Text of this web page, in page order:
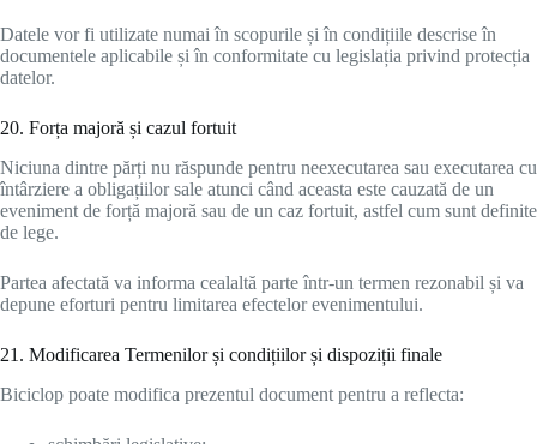
Datele vor fi utilizate numai în scopurile și în condițiile descrise în
documentele aplicabile și în conformitate cu legislația privind protecția
datelor.
20. Forța majoră și cazul fortuit
Niciuna dintre părți nu răspunde pentru neexecutarea sau executarea cu
întârziere a obligațiilor sale atunci când aceasta este cauzată de un
eveniment de forță majoră sau de un caz fortuit, astfel cum sunt definite
de lege.
Partea afectată va informa cealaltă parte într-un termen rezonabil și va
depune eforturi pentru limitarea efectelor evenimentului.
21. Modificarea Termenilor și condițiilor și dispoziții finale
Biciclop poate modifica prezentul document pentru a reflecta: